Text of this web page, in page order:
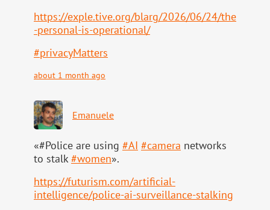
https://exple.tive.org/blarg/2026/06/24/the
-personal-is-operational/
#privacyMatters
about 1 month ago
Emanuele
«#Police are using #AI #camera networks
to stalk#women».
https://futurism.com/artificial-
intelligence/police-ai-surveillance-stalking